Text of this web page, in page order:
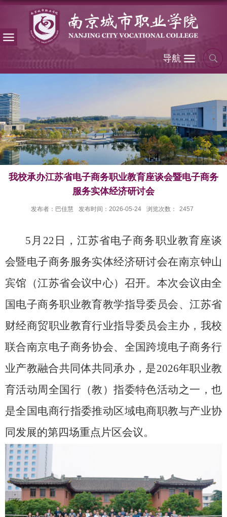
导航
我校承办江苏省电子商务职业教育座谈会暨电子商务
服务实体经济研讨会
发布者：巴佳慧 发布时间：2026-05-24 浏览次数： 2457
5 月 22 日，江苏省电子商务职业教育座谈
会暨电子商务服务实体经济研讨会在南京钟山
宾馆（江苏省会议中心）召开。本次会议由全
国电子商务职业教育教学指导委员会、江苏省
财经商贸职业教育行业指导委员会主办，我校
联合南京电子商务协会、全国跨境电子商务行
业产教融合共同体共同承办，是2026年职业教
育活动周全国行（教）指委特色活动之一，也
是全国电商行指委推动区域电商职教与产业协
同发展的第四场重点片区会议。